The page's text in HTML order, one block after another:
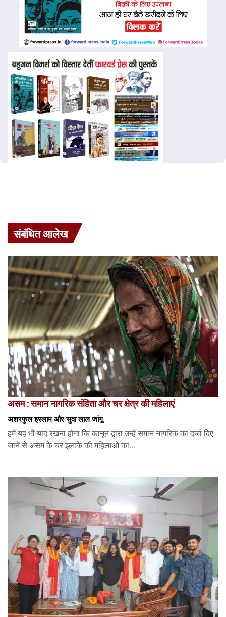
संबंधित आलेख
असम : समान नागरिक संहिता और चर क्षेत्र की महिलाएं
अशरफुल इस्लाम और सुवा लाल जांगू
हमें यह भी याद रखना होगा कि कानून द्वारा उन्हें समान नागरिक का दर्जा दिए
जाने से असम के चर इलाके की महिलाओं का...